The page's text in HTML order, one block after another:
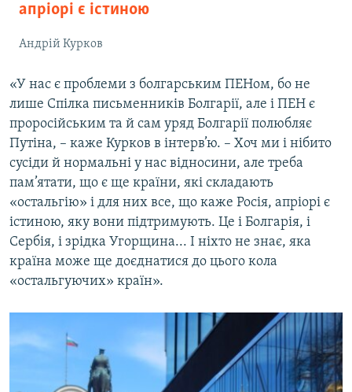
апріорі є істиною
Андрій Курков
«У нас є проблеми з болгарським ПЕНом, бо не
лише Спілка письменників Болгарії, але і ПЕН є
проросійським та й сам уряд Болгарії полюбляє
Путіна, – каже Курков в інтерв’ю. – Хоч ми і нібито
сусіди й нормальні у нас відносини, але треба
пам’ятати, що є ще країни, які складають
«остальгію» і для них все, що каже Росія, апріорі є
істиною, яку вони підтримують. Це і Болгарія, і
Сербія, і зрідка Угорщина... І ніхто не знає, яка
країна може ще доєднатися до цього кола
«остальгуючих» країн».